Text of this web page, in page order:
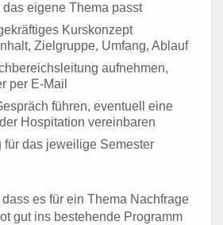
das eigene Thema passt
Kurskonzept
Zielgruppe, Umfang, Ablauf
aufnehmen,
per E-Mail
führen, eventuell eine
Hospitation vereinbaren
für das jeweilige Semester
es für ein Thema Nachfrage
gut ins bestehende Programm